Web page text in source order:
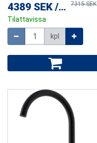
4389 SEK / kpl7315 SEK
Tilattavissa
kpl